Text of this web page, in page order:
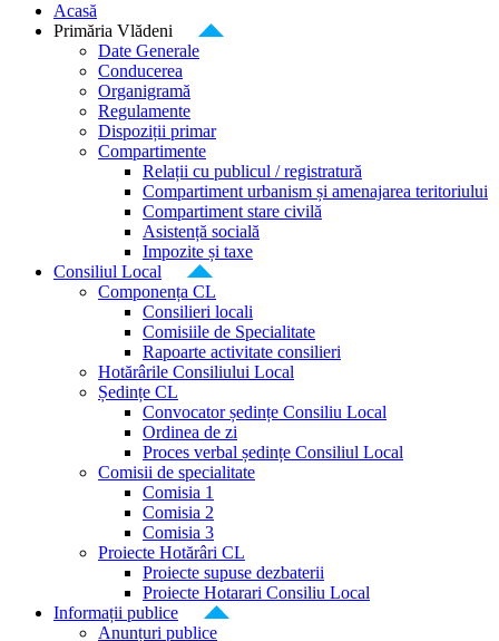
Acasă
Primăria Vlădeni
Date Generale
Conducerea
Organigramă
Regulamente
Dispoziții primar
Compartimente
Relații cu publicul / registratură
Compartiment urbanism și amenajarea teritoriului
Compartiment stare civilă
Asistență socială
Impozite și taxe
Consiliul Local
Componența CL
Consilieri locali
Comisiile de Specialitate
Rapoarte activitate consilieri
Hotărârile Consiliului Local
Ședințe CL
Convocator ședințe Consiliu Local
Ordinea de zi
Proces verbal ședințe Consiliul Local
Comisii de specialitate
Comisia 1
Comisia 2
Comisia 3
Proiecte Hotărâri CL
Proiecte supuse dezbaterii
Proiecte Hotarari Consiliu Local
Informații publice
Anunțuri publice